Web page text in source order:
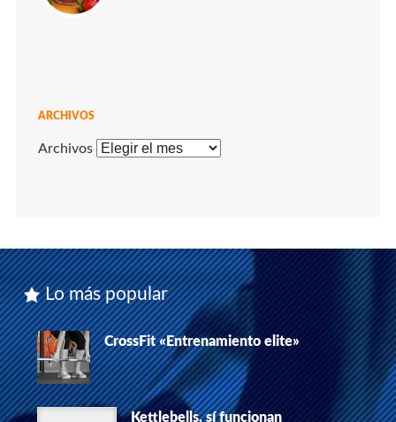
ARCHIVOS
Archivos
Lo más popular
CrossFit «Entrenamiento elite»
Kettlebells, sí funcionan